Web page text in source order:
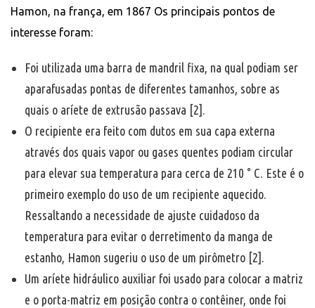
Hamon, na frança, em 1867 Os principais pontos de
interesse foram:
Foi utilizada uma barra de mandril fixa, na qual podiam ser
aparafusadas pontas de diferentes tamanhos, sobre as
quais o aríete de extrusão passava [2].
O recipiente era feito com dutos em sua capa externa
através dos quais vapor ou gases quentes podiam circular
para elevar sua temperatura para cerca de 210 ° C. Este é o
primeiro exemplo do uso de um recipiente aquecido.
Ressaltando a necessidade de ajuste cuidadoso da
temperatura para evitar o derretimento da manga de
estanho, Hamon sugeriu o uso de um pirômetro [2].
Um aríete hidráulico auxiliar foi usado para colocar a matriz
e o porta-matriz em posição contra o contêiner, onde foi